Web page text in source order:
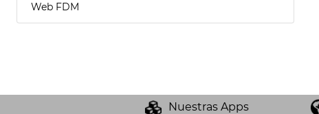
Web FDM
Nuestras Apps